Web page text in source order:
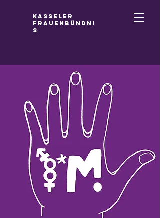
Kasseler
Frauenbündni
s